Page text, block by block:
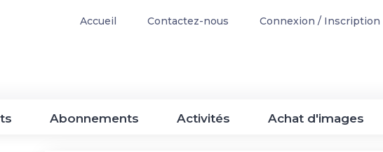
Accueil Contactez-nous Connexion / Inscription
Abonnements Activités Achat d'images